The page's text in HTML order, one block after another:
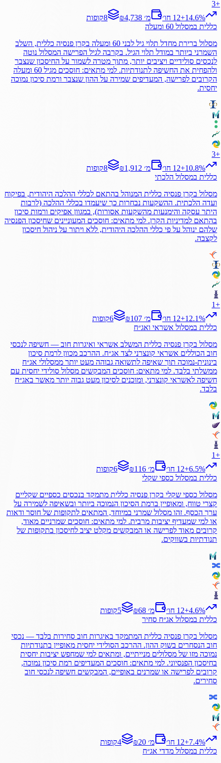
+
3
+14.6% 12 חו׳ ₪4,738 מ׳ 8קופות
כללית במסלול 60 ומעלה
מסלול ברירת מחדל תלוי גיל לבני 60 ומעלה בקרן פנסיה כללית, השלב
השמרני ביותר במודל תלוי הגיל. בקרבה לגיל הפרישה המסלול נוטה
לנכסים סולידיים ויציבים יותר, מתוך מטרה לשמור על החיסכון שנצבר
ולהפחית את החשיפה לתנודתיות. למי מתאים: חוסכים מגיל 60 ומעלה
הקרובים לפרישה, המעדיפים שמירה על ההון שנצבר ורמת סיכון נמוכה
יחסית.
+
3
+10.8% 12 חו׳ ₪1,912 מ׳ 8קופות
כללית במסלול הלכתי
מסלול בקרן פנסיה כללית המנוהל בהתאם לכללי ההלכה היהודית, בפיקוח
ועדה הלכתית. ההשקעות נבחרות כך שיעמדו בכללי ההלכה (לרבות
היתר עסקה והימנעות מהשקעות אסורות), במגוון אפיקים ורמות סיכון
בהתאם למדיניות הקרן. למי מתאים: חוסכים המעוניינים שחיסכון הפנסיה
שלהם ינוהל על פי כללי ההלכה היהודית, ללא ויתור על ניהול חיסכון
לקצבה.
+
1
+12.1% 12 חו׳ ₪107 מ׳ 6קופות
כללית במסלול אשראי ואג״ח
מסלול בקרן פנסיה כללית המשלב אשראי ואיגרות חוב — חשיפה לנכסי
חוב הכוללים אשראי קונצרני לצד אג״ח. ההרכב מכוון לרמת סיכון
בינונית-נמוכה תוך שאיפה לתשואה גבוהה מעט יותר ממסלולי אג״ח
ממשלתי בלבד. למי מתאים: חוסכים המבקשים מסלול סולידי יחסית עם
חשיפה לאשראי קונצרני, ומוכנים לסיכון מעט גבוה יותר מאשר באג״ח
בלבד.
+
1
+6.5% 12 חו׳ ₪116 מ׳ 6קופות
כללית במסלול כספי שקלי
מסלול כספי שקלי בקרן פנסיה כללית מתמקד בנכסים כספיים שקליים
קצרי טווח, ומאופיין ברמת הסיכון הנמוכה ביותר ובשאיפה לשמירה על
ערך הכסף. זהו מסלול שמרני במיוחד, המתאים לתקופות של חוסר ודאות
או למי שמעדיף יציבות מרבית. למי מתאים: חוסכים שמרניים מאוד,
קרובים מאוד לפרישה או המבקשים מקלט יציב לחיסכון בתקופות של
תנודתיות בשווקים.
+4.6% 12 חו׳ ₪68 מ׳ 5קופות
כללית במסלול אג״ח סחיר
מסלול בקרן פנסיה כללית המתמקד באיגרות חוב סחירות בלבד — נכסי
חוב הנסחרים בשוק ההון. ההרכב הסולידי יחסית מאופיין בתנודתיות
נמוכה מזו של מסלולים מנייתיים, ומתאים למי שמחפש יציבות יחסית
בחיסכון הפנסיוני. למי מתאים: חוסכים המעדיפים רמת סיכון נמוכה,
קרובים לפרישה או שמרנים באופיים, המבקשים חשיפה לנכסי חוב
סחירים.
+7.4% 12 חו׳ ₪20 מ׳ 4קופות
כללית במסלול מדדי אג״ח